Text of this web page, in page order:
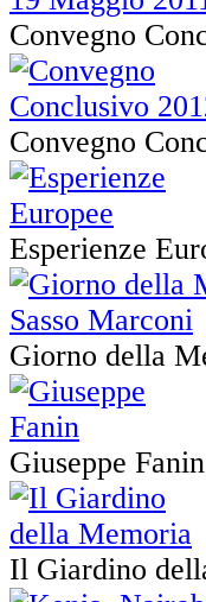
Convegno
Convegno
Esperienze
Giorno della
Giuseppe Fanin
Il Giardino